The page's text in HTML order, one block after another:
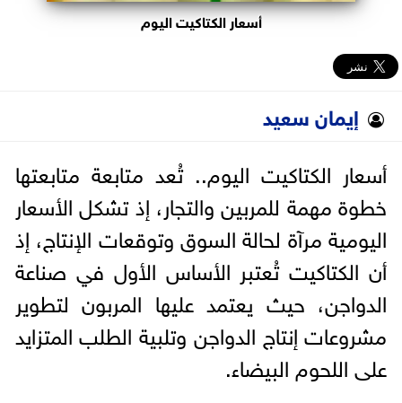
أسعار الكتاكيت اليوم
إيمان سعيد
أسعار الكتاكيت اليوم.. تُعد متابعة متابعتها
خطوة مهمة للمربين والتجار، إذ تشكل الأسعار
اليومية مرآة لحالة السوق وتوقعات الإنتاج، إذ
أن الكتاكيت تُعتبر الأساس الأول في صناعة
الدواجن، حيث يعتمد عليها المربون لتطوير
مشروعات إنتاج الدواجن وتلبية الطلب المتزايد
على اللحوم البيضاء.